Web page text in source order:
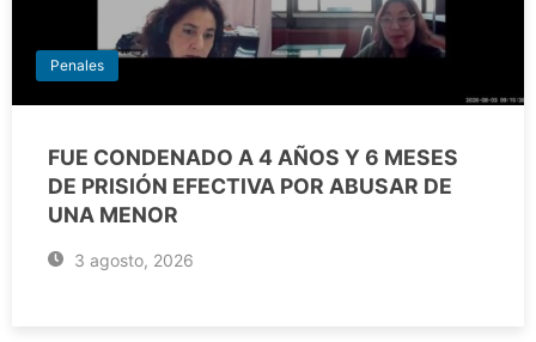
Penales
FUE CONDENADO A 4 AÑOS Y 6 MESES
DE PRISIÓN EFECTIVA POR ABUSAR DE
UNA MENOR
3 agosto, 2026